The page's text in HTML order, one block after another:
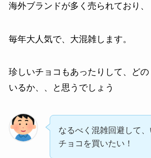
海外ブランドが多く売られており、
毎年大人気で、大混雑します。
珍しいチョコもあったりして、ど
いるか、、と思うでしょう
なるべく混雑回避して
チョコを買いたい！